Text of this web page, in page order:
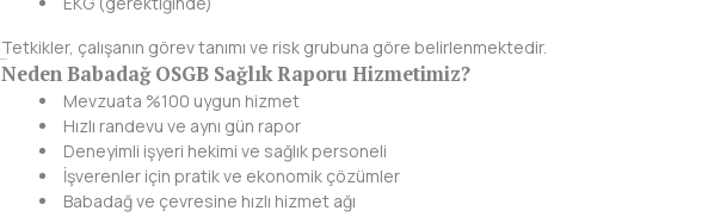
Tetkikler, çalışanın görev tanımı ve risk grubuna göre belirlenmektedir.
Neden Babadağ OSGB Sağlık Raporu Hizmetimiz?
Mevzuata %100 uygun hizmet
Hızlı randevu ve aynı gün rapor
Deneyimli işyeri hekimi ve sağlık personeli
İşverenler için pratik ve ekonomik çözümler
Babadağ ve çevresine hızlı hizmet ağı